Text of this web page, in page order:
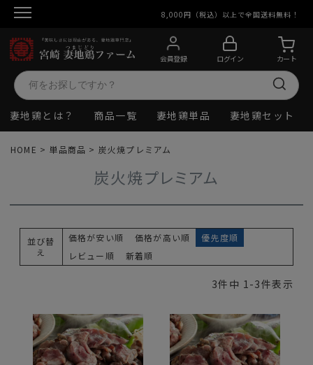
8,000円（税込）以上で全国送料無料！
会員登録 ログイン カート
妻地鶏とは？ 商品一覧 妻地鶏単品 妻地鶏セット
HOME 単品商品 炭火焼プレミアム
炭火焼プレミアム
並び替
え
価格が安い順 価格が高い順
優先度順
レビュー順
新着順
3件中 1-3件表示